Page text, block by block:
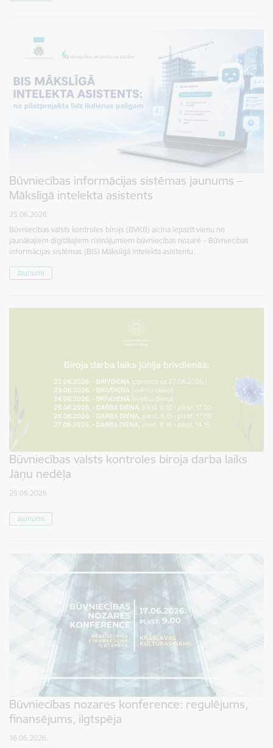
Būvniecības informācijas sistēmas jaunums –
Mākslīgā intelekta asistents
25.06.2026.
Būvniecības valsts kontroles birojs (BVKB) aicina iepazīt vienu no
jaunākajiem digitālajiem risinājumiem būvniecības nozarē – Būvniecības
informācijas sistēmas (BIS) Mākslīgā intelekta asistentu…
Jaunumi
Būvniecības valsts kontroles biroja darba laiks
Jāņu nedēļa
25.06.2026.
Jaunumi
Būvniecības nozares konference: regulējums,
finansējums, ilgtspēja
16.06.2026.